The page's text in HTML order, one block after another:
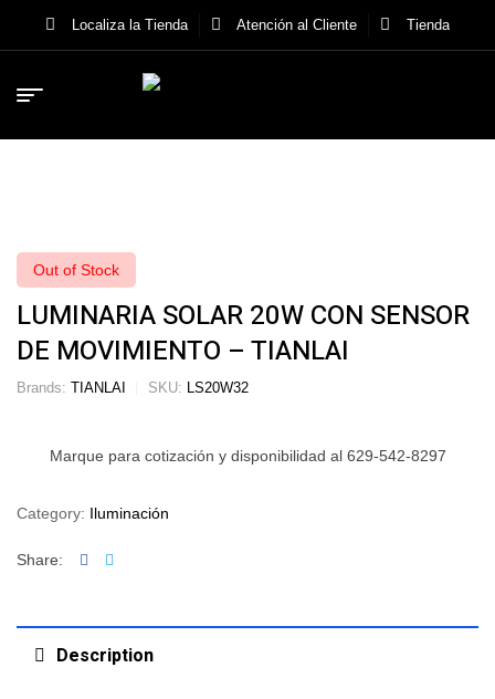
Localiza la Tienda Atención al Cliente Tienda
Out of Stock
LUMINARIA SOLAR 20W CON SENSOR
DE MOVIMIENTO – TIANLAI
Brands: TIANLAI SKU: LS20W32
Marque para cotización y disponibilidad al 629-542-8297
Category: Iluminación
Share: Facebook
Description